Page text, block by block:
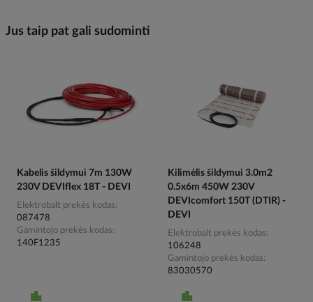
Jus taip pat gali sudominti
Kabelis šildymui 7m 130W
230V DEVIflex 18T - DEVI
Elektrobalt prekės kodas
087478
Gamintojo prekės kodas
140F1235
Kilimėlis šildymui 3.0m2
0.5x6m 450W 230V
DEVIcomfort 150T (DTIR) -
DEVI
Elektrobalt prekės kodas
106248
Gamintojo prekės kodas
83030570